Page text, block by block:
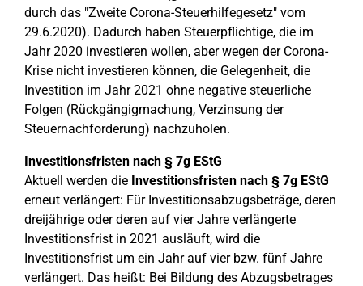
durch das "Zweite Corona-Steuerhilfegesetz" vom
29.6.2020). Dadurch haben Steuerpflichtige, die im
Jahr 2020 investieren wollen, aber wegen der Corona-
Krise nicht investieren können, die Gelegenheit, die
Investition im Jahr 2021 ohne negative steuerliche
Folgen (Rückgängigmachung, Verzinsung der
Steuernachforderung) nachzuholen.
Investitionsfristen nach § 7g EStG
Aktuell werden die Investitionsfristen nach § 7g EStG
erneut verlängert: Für Investitionsabzugsbeträge, deren
dreijährige oder deren auf vier Jahre verlängerte
Investitionsfrist in 2021 ausläuft, wird die
Investitionsfrist um ein Jahr auf vier bzw. fünf Jahre
verlängert. Das heißt: Bei Bildung des Abzugsbetrages